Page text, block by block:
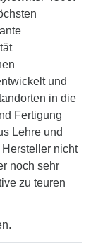
und
in die
Fertigung
Lehre und
nicht
noch sehr
zu teuren